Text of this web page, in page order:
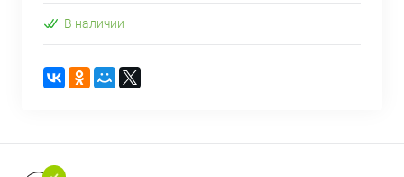
В наличии